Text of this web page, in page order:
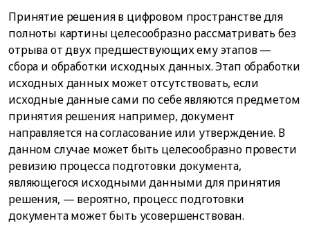
Принятие решения в цифровом пространстве для
полноты картины целесообразно рассматривать без
отрыва от двух предшествующих ему этапов —
сбора и обработки исходных данных. Этап обработки
исходных данных может отсутствовать, если
исходные данные сами по себе являются предметом
принятия решения: например, документ
направляется на согласование или утверждение. В
данном случае может быть целесообразно провести
ревизию процесса подготовки документа,
являющегося исходными данными для принятия
решения, — вероятно, процесс подготовки
документа может быть усовершенствован.